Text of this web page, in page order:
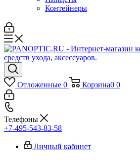
Контейнеры
Отложенные 0 Корзина0 0
Телефоны
+7-495-543-83-58
Личный кабинет